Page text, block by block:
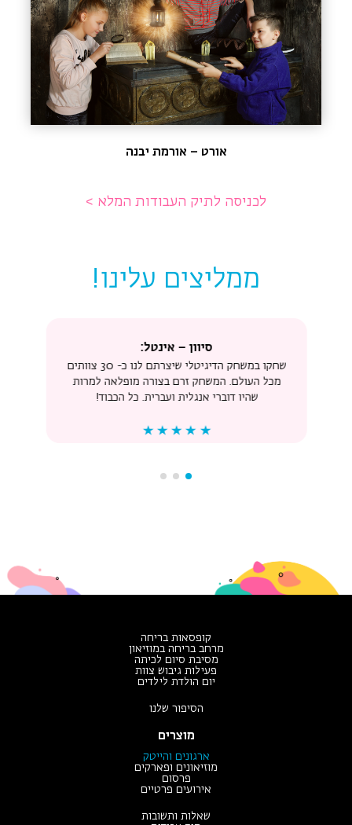
אורט – אורמת יבנה
לכניסה לתיק העבודות המלא >
ממליצים עלינו!
סיוון – אינטל:
שחקו במשחק הדיגיטלי שיצרתם לנו
כ- 30 צוותים
מכל העולם. המשחק זרם בצורה מופלאה למרות
שהיו דוברי אנגלית ועברית. כל הכבוד!
קופסאות בריחה
מרחב בריחה במוזיאון
מסיבת סיום לכיתה
פעילות גיבוש צוות
יום הולדת לילדים
הסיפור שלנו
מוצרים
ארגונים והייטק
מוזיאונים ופארקים
פרסום
אירועים פרטיים
שאלות ותשובות